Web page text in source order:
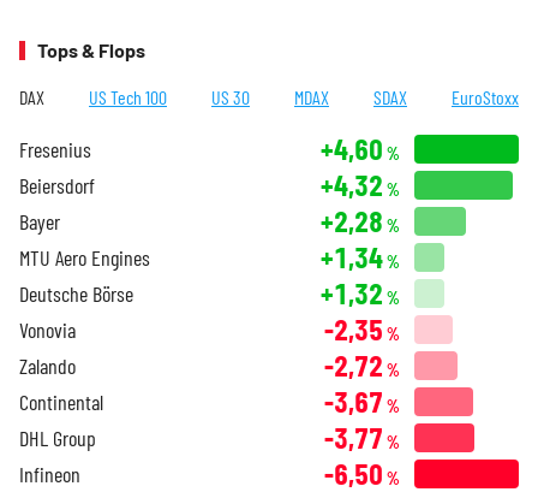
Tops & Flops
DAX US Tech 100 US 30 MDAX SDAX EuroStoxx
Fresenius +4,60 %
Beiersdorf +4,32 %
Bayer +2,28 %
MTU Aero Engines +1,34%
Deutsche Börse +1,32 %
Vonovia -2,35 %
Zalando -2,72 %
Continental -3,67 %
DHL Group -3,77 %
Infineon -6,50 %